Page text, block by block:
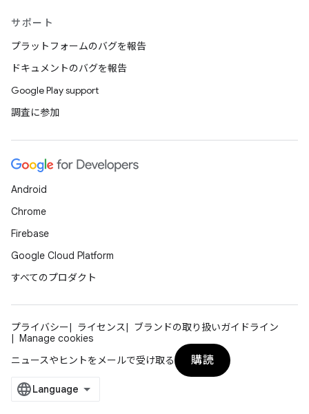
サポート
プラットフォームのバグを報告
ドキュメントのバグを報告
Google Play support
調査に参加
Android
Chrome
Firebase
Google Cloud Platform
すべてのプロダクト
プライバシー ライセンス
ブランドの取り扱いガイドライン
Manage cookies
ニュースやヒントをメールで受け取る
購読